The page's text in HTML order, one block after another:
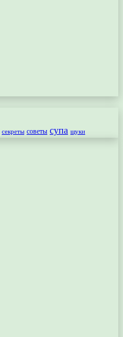
секреты советы супа щуки